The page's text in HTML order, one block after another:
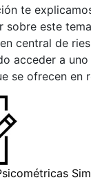
te
sobre este
central de
acceder a
se ofrecen en